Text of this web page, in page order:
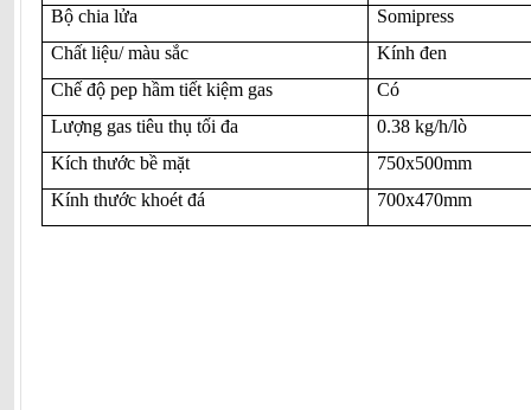
Bộ chia lửa
Somipress
Chất liệu/ màu sắc
Kính đen
Chế độ pep hầm tiết kiệm gas
Có
Lượng gas tiêu thụ tối đa
0.38 kg/h/lò
Kích thước bề mặt
750x500mm
Kính thước khoét đá
700x470mm